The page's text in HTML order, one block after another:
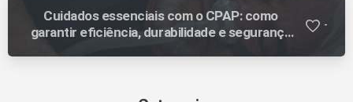
Cuidados essenciais com o CPAP: como
garantir eficiência, durabilidade e segurança
-